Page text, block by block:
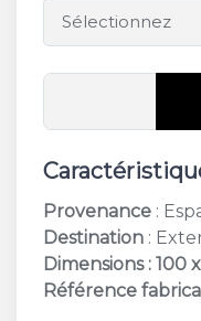
Provenance :
Destination :
Dimensions : 100
Référence